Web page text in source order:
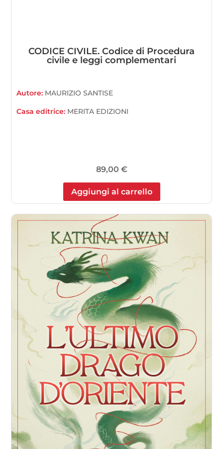
CODICE CIVILE. Codice di Procedura
civile e leggi complementari
Autore: MAURIZIO SANTISE
Casa editrice: MERITA EDIZIONI
89,00 €
Aggiungi al carrello